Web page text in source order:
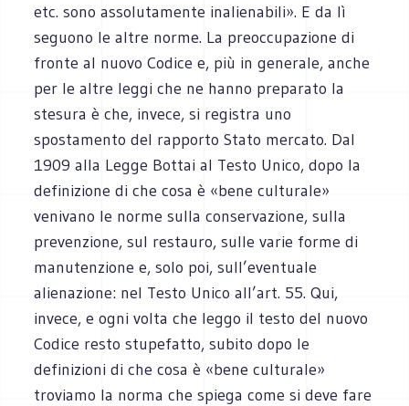
etc. sono assolutamente inalienabili». E da lì
seguono le altre norme. La preoccupazione di
fronte al nuovo Codice e, più in generale, anche
per le altre leggi che ne hanno preparato la
stesura è che, invece, si registra uno
spostamento del rapporto Stato mercato. Dal
1909 alla Legge Bottai al Testo Unico, dopo la
definizione di che cosa è «bene culturale»
venivano le norme sulla conservazione, sulla
prevenzione, sul restauro, sulle varie forme di
manutenzione e, solo poi, sull’eventuale
alienazione: nel Testo Unico all’art. 55. Qui,
invece, e ogni volta che leggo il testo del nuovo
Codice resto stupefatto, subito dopo le
definizioni di che cosa è «bene culturale»
troviamo la norma che spiega come si deve fare